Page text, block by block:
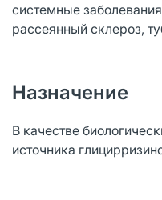
системные
рассеянный склероз,
Назначение
В качестве
источника